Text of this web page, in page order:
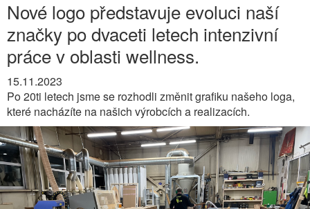
Nové logo představuje evoluci naší
značky po dvaceti letech intenzivní
práce v oblasti wellness.
15.11.2023
Po 20ti letech jsme se rozhodli změnit grafiku našeho loga,
které nacházíte na našich výrobcích a realizacích.